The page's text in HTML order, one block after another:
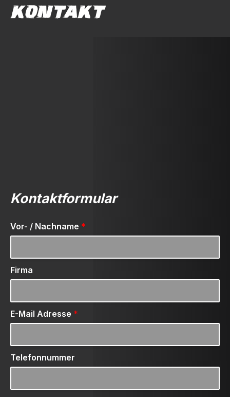
Liste
Menge
KONTAKT
Kontaktformular
Vor- / Nachname *
Firma
E-Mail Adresse *
Telefonnummer